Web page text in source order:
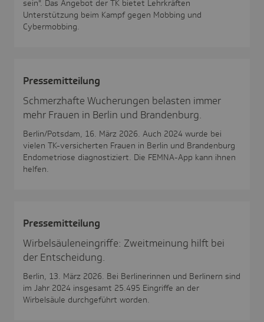
sein". Das Angebot der TK bietet Lehrkräften
Unterstützung beim Kampf gegen Mobbing und
Cybermobbing.
Pres­se­mit­tei­lung
Schmerzhafte Wucherungen belasten immer
mehr Frauen in Berlin und Brandenburg.
Berlin/Potsdam, 16. März 2026. Auch 2024 wurde bei
vielen TK-versicherten Frauen in Berlin und Brandenburg
Endometriose diagnostiziert. Die FEMNA-App kann ihnen
helfen.
Pres­se­mit­tei­lung
Wirbelsäuleneingriffe: Zweitmeinung hilft bei
der Entscheidung.
Berlin, 13. März 2026. Bei Berlinerinnen und Berlinern sind
im Jahr 2024 insgesamt 25.495 Eingriffe an der
Wirbelsäule durchgeführt worden.